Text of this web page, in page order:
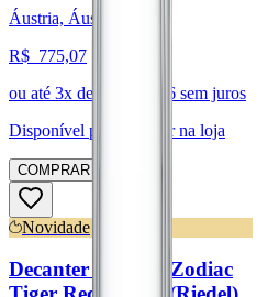
Áustria, Áustria
R$ 775,07
ou até 3x de R$ 258,36 sem juros
Disponível para:
Retirar na loja
COMPRAR
Novidade
Decanter Chinese Zodiac